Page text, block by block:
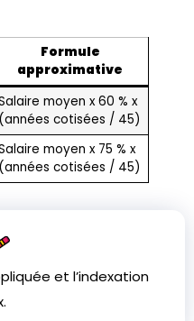
Formule
approximative
moyen x 60 % x
(années cotisées / 45)
moyen x 75 % x
(années cotisées / 45)
et l’indexation